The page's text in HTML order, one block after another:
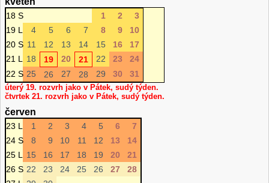
18 S 1 2
3
19 L
4 5 6 7 8 9
10
20 S 11 12 13 14 15 16
17
21 L
18 19 20 21 22 23
24
22 S 25 26 27 28 29 30 31
úterý 19. rozvrh jako v Pátek, sudý týden.
čtvrtek 21. rozvrh jako v Pátek, sudý týden.
červen
23 L 1 2 3 4 5 6
7
24 S
8 9 10 11 12 13
14
25 L
15 16 17 18 19 20
21
26 S 22 23 24 25 26 27
28